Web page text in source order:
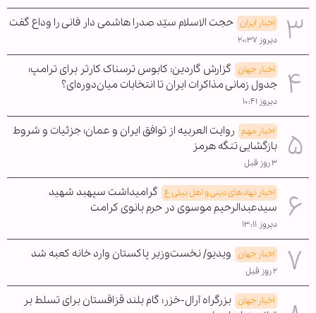
اخبار ایران حجت الاسلام سیّد صدرا هاشمی دار فانی را وداع گفت
دیروز ۲۰:۳۷
اخبار جهان گزارش گاردین: کابوس ترسناک کارتر برای ترامپ؛
جدول زمانی مذاکرات ایران تا انتخابات میان‌دوره‌ای؟
دیروز ۱۰:۴۱
اخبار مهم روایت العربیه از توافق ایران و عمان؛ جزئیات و شروط
بازگشایی تنگه هرمز
۳ روز قبل
اخبار نهادهای دینی و اهل بیتی ع گرامیداشت سپهبد شهید
سیدعبدالرحیم موسوی در حرم بانوی کرامت
دیروز ۱۳:۱۱
اخبار جهان ویدیو/ نخست‌وزیر پاکستان وارد خانه کعبه شد
۲ روز قبل
اخبار جهان بزرگراه آرال-خزر؛ گام بلند قزاقستان برای تسلط بر